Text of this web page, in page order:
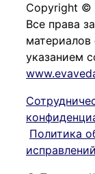
Copyright ©
Все права
материалов
указанием
Политика
исправлений